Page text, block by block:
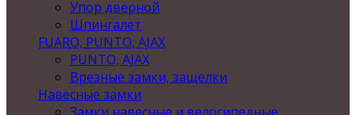
Упор дверной
Шпингалет
FUARO, PUNTO, AJAX
PUNTO, AJAX
Врезные замки, защелки
Навесные замки